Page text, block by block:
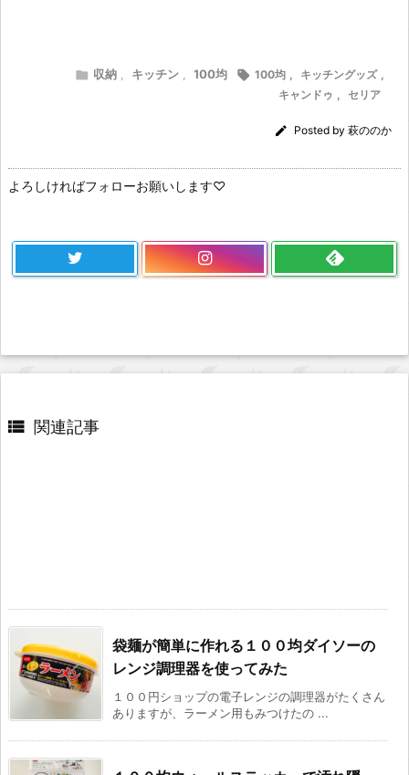
 収納 キッチン 100均  100均 キッチングッズ
キャンドゥ
セリア
 Posted by 萩ののか
よろしければフォローお願いします♡
 関連記事
袋麺が簡単に作れる１００均ダイソーの
レンジ調理器を使ってみた
１００円ショップの電子レンジの調理器がたくさん
ありますが、ラーメン用もみつけたの ...